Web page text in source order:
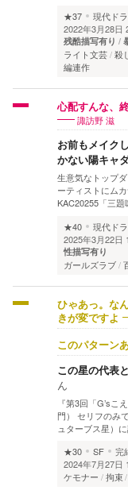
★37
現代ド
2022年3月28日
残酷描写有り
ライト文芸 殺
編連作
心配すんな、
諏訪野 滋
お前もメイク
かない陽キャ
生意気なトップ
ーティストにム
KAC20255「三
★40
現代ド
2025年3月22日
性描写有り
ガールズラブ
ひゃあっ。な
きが変ですよ
このパターン
この星の代表
ん
『第3回「G’s
門） セリフのみ
ュターブス星）
★30
SF 完
2024年7月27日
ケモナー
拘束